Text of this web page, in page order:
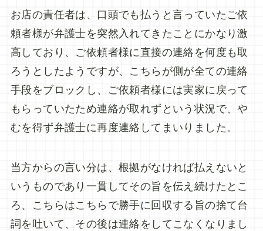
お店の責任者は、口頭でも払うと言っていたご依
頼者様が弁護士を突然入れてきたことにかなり激
高しており、ご依頼者様に直接の連絡を何度も取
ろうとしたようですが、こちらが側が全ての連絡
手段をブロックし、ご依頼者様には実家に戻って
もらっていたため連絡が取れずという状況で、や
むを得ず弁護士に再度連絡してまいりました。
当方からの言い分は、根拠がなければ払えないと
いうものであり一貫してその旨を伝え続けたとこ
ろ、こちらはこちらで勝手に回収する旨の捨て台
詞を吐いて、その後は連絡をしてこなくなりまし